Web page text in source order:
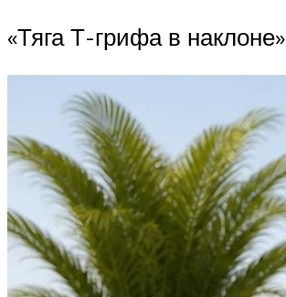
«Тяга Т-грифа в наклоне»